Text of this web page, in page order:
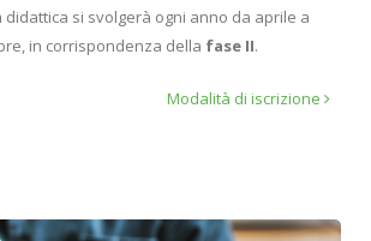
didattica si svolgerà ogni anno da aprile a
in corrispondenza della fase II.
Modalità di iscrizione